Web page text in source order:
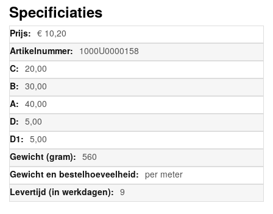
Specificiaties
Meer
informatie
€ 10,20
1000U0000158
20,00
30,00
40,00
5,00
5,00
560
per meter
9